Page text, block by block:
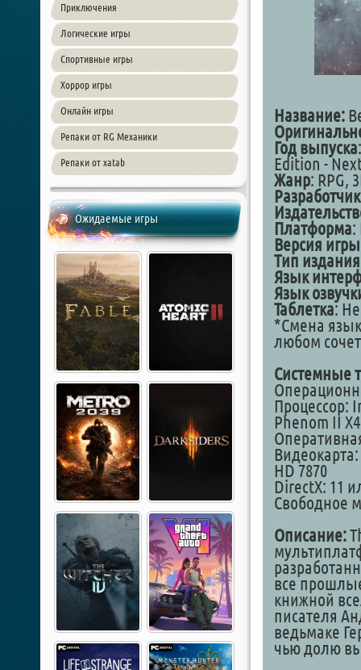
Приключения
Логические игры
Спортивные игры
Хоррор игры
Онлайн игры
Репаки от RG Механики
Репаки от xatab
Ожидаемые игры
Название:
Год выпуска
Edition -
Жанр: RPG,
Разработчик
Платформа:
Версия игры
Тип издания
Язык
Язык
Таблетка:
*Смена
любом
Системные
Процессор:
Phenom II
Видеокарта:
HD 7870
DirectX: 11
Свободное
Описание:
все
книжной
писателя
ведьмаке
чью долю